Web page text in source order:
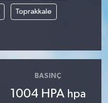
Toprakkale
BASINÇ
1004 HPA hpa